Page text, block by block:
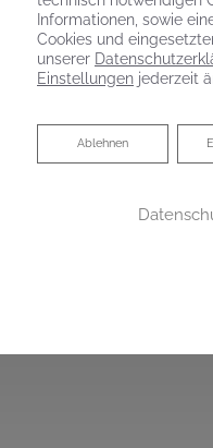
Informationen, sowie
Cookies und
unserer
Einstellungen jederzeit
Ablehnen
Ablehnen